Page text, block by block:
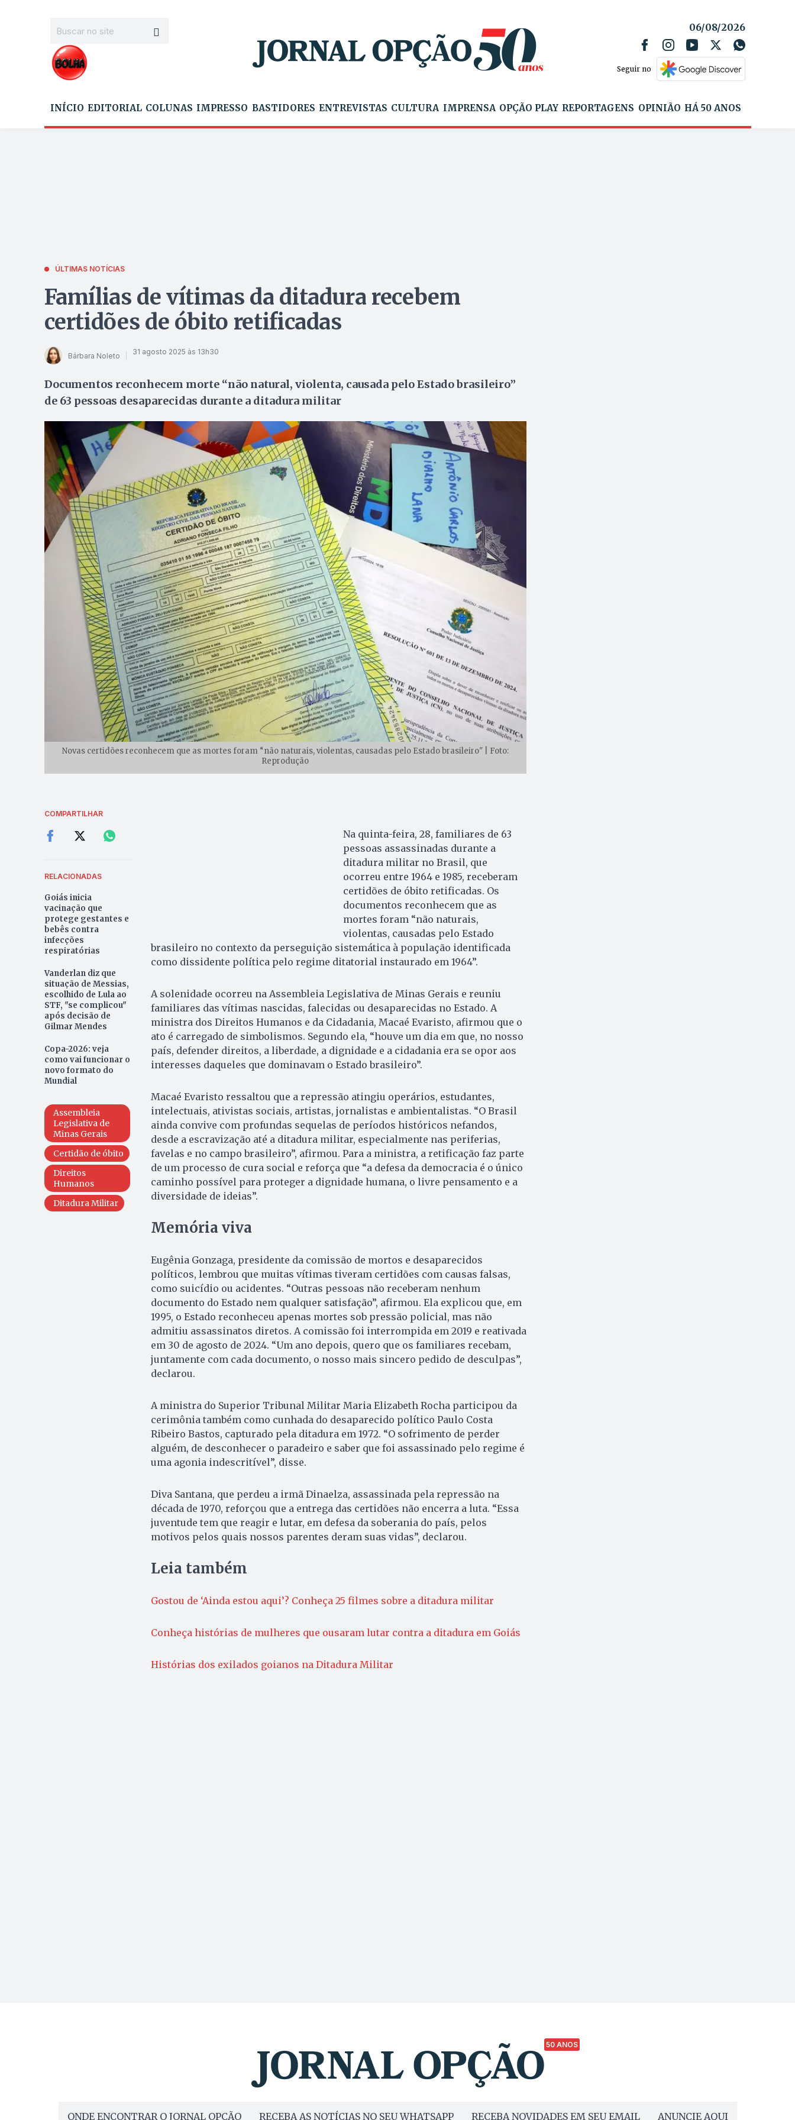
06/08/2026
Seguir no
INÍCIO EDITORIAL COLUNAS IMPRESSO BASTIDORES ENTREVISTAS CULTURA IMPRENSA OPÇÃO PLAY REPORTAGENS OPINIÃO HÁ 50 ANOS
ÚLTIMAS NOTÍCIAS
Famílias de vítimas da ditadura recebem
certidões de óbito retificadas
Bárbara Noleto 31 agosto 2025 às 13h30
Documentos reconhecem morte “não natural, violenta, causada pelo Estado brasileiro”
de 63 pessoas desaparecidas durante a ditadura militar
Novas certidões reconhecem que as mortes foram “não naturais, violentas, causadas pelo Estado brasileiro" | Foto:
Reprodução
COMPARTILHAR
RELACIONADAS
Goiás inicia
vacinação que
protege gestantes e
bebês contra
infecções
respiratórias
Vanderlan diz que
situação de Messias,
escolhido de Lula ao
STF, "se complicou"
após decisão de
Gilmar Mendes
Copa-2026: veja
como vai funcionar o
novo formato do
Mundial
Assembleia
Legislativa de
Minas Gerais
Certidão de óbito
Direitos
Humanos
Ditadura Militar
Na quinta-feira, 28, familiares de 63
pessoas assassinadas durante a
ditadura militar no Brasil, que
ocorreu entre 1964 e 1985, receberam
certidões de óbito retificadas. Os
documentos reconhecem que as
mortes foram “não naturais,
violentas, causadas pelo Estado
brasileiro no contexto da perseguição sistemática à população identificada
como dissidente política pelo regime ditatorial instaurado em 1964”.
A solenidade ocorreu na Assembleia Legislativa de Minas Gerais e reuniu
familiares das vítimas nascidas, falecidas ou desaparecidas no Estado. A
ministra dos Direitos Humanos e da Cidadania, Macaé Evaristo, afirmou que o
ato é carregado de simbolismos. Segundo ela, “houve um dia em que, no nosso
país, defender direitos, a liberdade, a dignidade e a cidadania era se opor aos
interesses daqueles que dominavam o Estado brasileiro”.
Macaé Evaristo ressaltou que a repressão atingiu operários, estudantes,
intelectuais, ativistas sociais, artistas, jornalistas e ambientalistas. “O Brasil
ainda convive com profundas sequelas de períodos históricos nefandos,
desde a escravização até a ditadura militar, especialmente nas periferias,
favelas e no campo brasileiro”, afirmou. Para a ministra, a retificação faz parte
de um processo de cura social e reforça que “a defesa da democracia é o único
caminho possível para proteger a dignidade humana, o livre pensamento e a
diversidade de ideias”.
Memória viva
Eugênia Gonzaga, presidente da comissão de mortos e desaparecidos
políticos, lembrou que muitas vítimas tiveram certidões com causas falsas,
como suicídio ou acidentes. “Outras pessoas não receberam nenhum
documento do Estado nem qualquer satisfação”, afirmou. Ela explicou que, em
1995, o Estado reconheceu apenas mortes sob pressão policial, mas não
admitiu assassinatos diretos. A comissão foi interrompida em 2019 e reativada
em 30 de agosto de 2024. “Um ano depois, quero que os familiares recebam,
juntamente com cada documento, o nosso mais sincero pedido de desculpas”,
declarou.
A ministra do Superior Tribunal Militar Maria Elizabeth Rocha participou da
cerimônia também como cunhada do desaparecido político Paulo Costa
Ribeiro Bastos, capturado pela ditadura em 1972. “O sofrimento de perder
alguém, de desconhecer o paradeiro e saber que foi assassinado pelo regime é
uma agonia indescritível”, disse.
Diva Santana, que perdeu a irmã Dinaelza, assassinada pela repressão na
década de 1970, reforçou que a entrega das certidões não encerra a luta. “Essa
juventude tem que reagir e lutar, em defesa da soberania do país, pelos
motivos pelos quais nossos parentes deram suas vidas”, declarou.
Leia também
Gostou de ‘Ainda estou aqui’? Conheça 25 filmes sobre a ditadura militar
Conheça histórias de mulheres que ousaram lutar contra a ditadura em Goiás
Histórias dos exilados goianos na Ditadura Militar
50 ANOS
ONDE ENCONTRAR O JORNAL OPÇÃO RECEBA AS NOTÍCIAS NO SEU WHATSAPP RECEBA NOVIDADES EM SEU EMAIL ANUNCIE AQUI